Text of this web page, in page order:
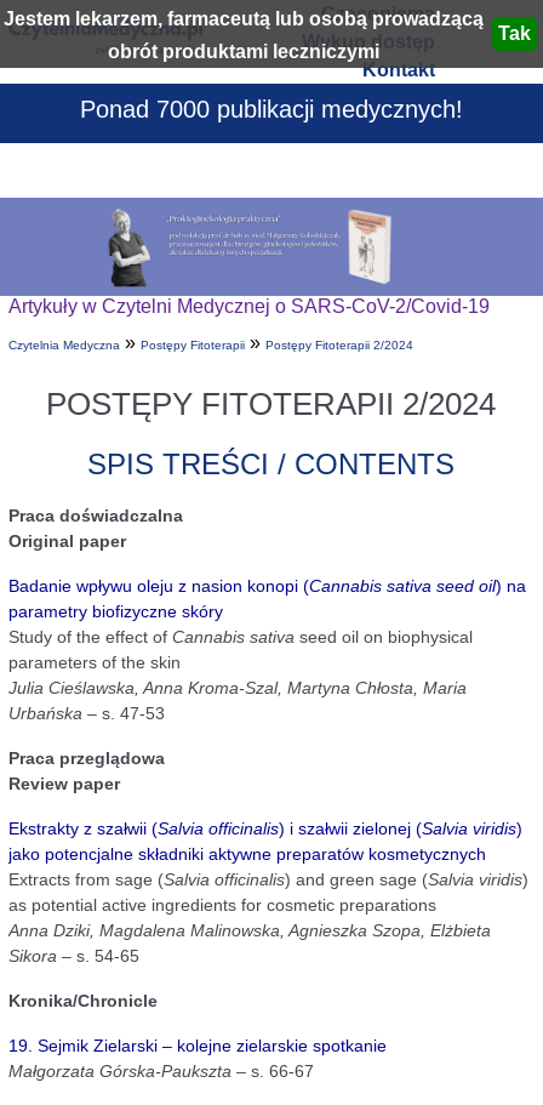
Jestem lekarzem, farmaceutą lub osobą prowadzącą
obrót produktami leczniczymi
Czasopisma
Wykup dostęp
Kontakt
Ponad 7000 publikacji medycznych!
Artykuły w Czytelni Medycznej o SARS-CoV-2/Covid-19
Czytelnia Medyczna» Postępy Fitoterapii» Postępy Fitoterapii 2/2024
POSTĘPY FITOTERAPII 2/2024
SPIS TREŚCI / CONTENTS
Praca doświadczalna
Original paper
Badanie wpływu oleju z nasion konopi (Cannabis sativa seed oil) na
parametry biofizyczne skóry
Study of the effect of Cannabis sativaseed oil on biophysical
parameters of the skin
Julia Cieślawska, Anna Kroma-Szal, Martyna Chłosta, Maria
Urbańska– s. 47-53
Praca przeglądowa
Review paper
Ekstrakty z szałwii (Salvia officinalis) i szałwii zielonej (Salvia viridis)
jako potencjalne składniki aktywne preparatów kosmetycznych
Extracts from sage (Salvia officinalis) and green sage (Salvia viridis)
as potential active ingredients for cosmetic preparations
Anna Dziki, Magdalena Malinowska, Agnieszka Szopa, Elżbieta
Sikora– s. 54-65
Kronika/Chronicle
19. Sejmik Zielarski – kolejne zielarskie spotkanie
Małgorzata Górska-Paukszta– s. 66-67